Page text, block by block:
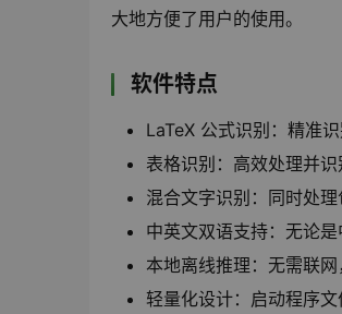
大地方便了用户的使用。
软件特点
LaTeX 公式识别：精准
表格识别：高效处理并识
混合文字识别：同时处
中英文双语支持：无论
本地离线推理：无需联
轻量化设计：启动程序